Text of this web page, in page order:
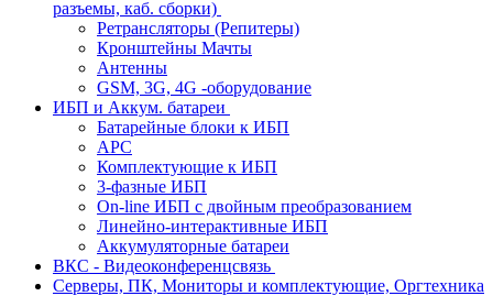
разъемы, каб. сборки)
Ретрансляторы (Репитеры)
Кронштейны Мачты
Антенны
GSM, 3G, 4G -оборудование
ИБП и Аккум. батареи
Батарейные блоки к ИБП
APC
Комплектующие к ИБП
3-фазные ИБП
On-line ИБП с двойным преобразованием
Линейно-интерактивные ИБП
Аккумуляторные батареи
ВКС - Видеоконференцсвязь
Серверы, ПК, Мониторы и комплектующие, Оргтехника